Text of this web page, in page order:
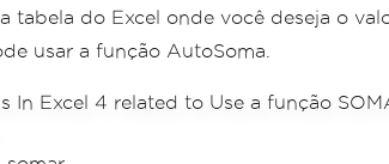
do Excel onde você deseja o
usar a função AutoSoma.